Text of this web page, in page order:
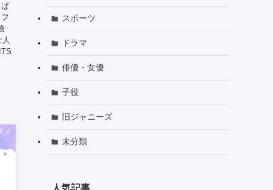
メ
スポーツ
ドラマ
俳優・女優
子役
旧ジャニーズ
未分類
人気記事